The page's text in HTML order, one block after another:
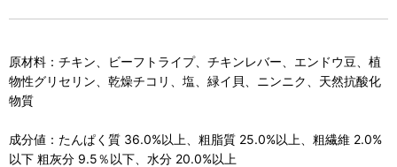
原材料：チキン、ビーフトライプ、チキンレバー、エンドウ豆、植
物性グリセリン、乾燥チコリ、塩、緑イ貝、ニンニク、天然抗酸化
物質
成分値：たんぱく質 36.0%以上、粗脂質 25.0%以上、粗繊維 2.0%
以下 粗灰分 9.5％以下、水分 20.0%以上